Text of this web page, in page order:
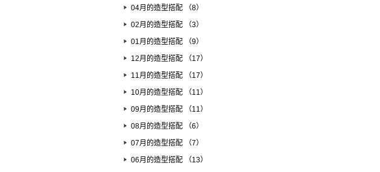
04月的造型搭配 （8）
02月的造型搭配 （3）
01月的造型搭配 （9）
12月的造型搭配 （17）
11月的造型搭配 （17）
10月的造型搭配 （11）
09月的造型搭配 （11）
08月的造型搭配 （6）
07月的造型搭配 （7）
06月的造型搭配 （13）